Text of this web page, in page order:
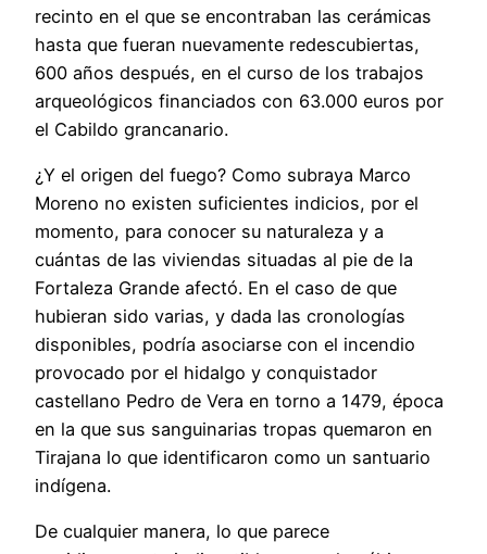
recinto en el que se encontraban las cerámicas
hasta que fueran nuevamente redescubiertas,
600 años después, en el curso de los trabajos
arqueológicos financiados con 63.000 euros por
el Cabildo grancanario.
¿Y el origen del fuego? Como subraya Marco
Moreno no existen suficientes indicios, por el
momento, para conocer su naturaleza y a
cuántas de las viviendas situadas al pie de la
Fortaleza Grande afectó. En el caso de que
hubieran sido varias, y dada las cronologías
disponibles, podría asociarse con el incendio
provocado por el hidalgo y conquistador
castellano Pedro de Vera en torno a 1479, época
en la que sus sanguinarias tropas quemaron en
Tirajana lo que identificaron como un santuario
indígena.
De cualquier manera, lo que parece